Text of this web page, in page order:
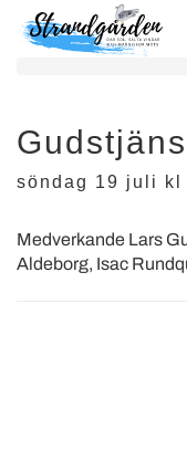
söndag 19 juli kl
Medverkande Lars
Aldeborg, Isac